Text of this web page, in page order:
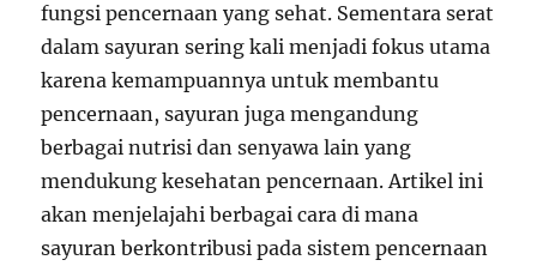
fungsi pencernaan yang sehat. Sementara serat
dalam sayuran sering kali menjadi fokus utama
karena kemampuannya untuk membantu
pencernaan, sayuran juga mengandung
berbagai nutrisi dan senyawa lain yang
mendukung kesehatan pencernaan. Artikel ini
akan menjelajahi berbagai cara di mana
sayuran berkontribusi pada sistem pencernaan